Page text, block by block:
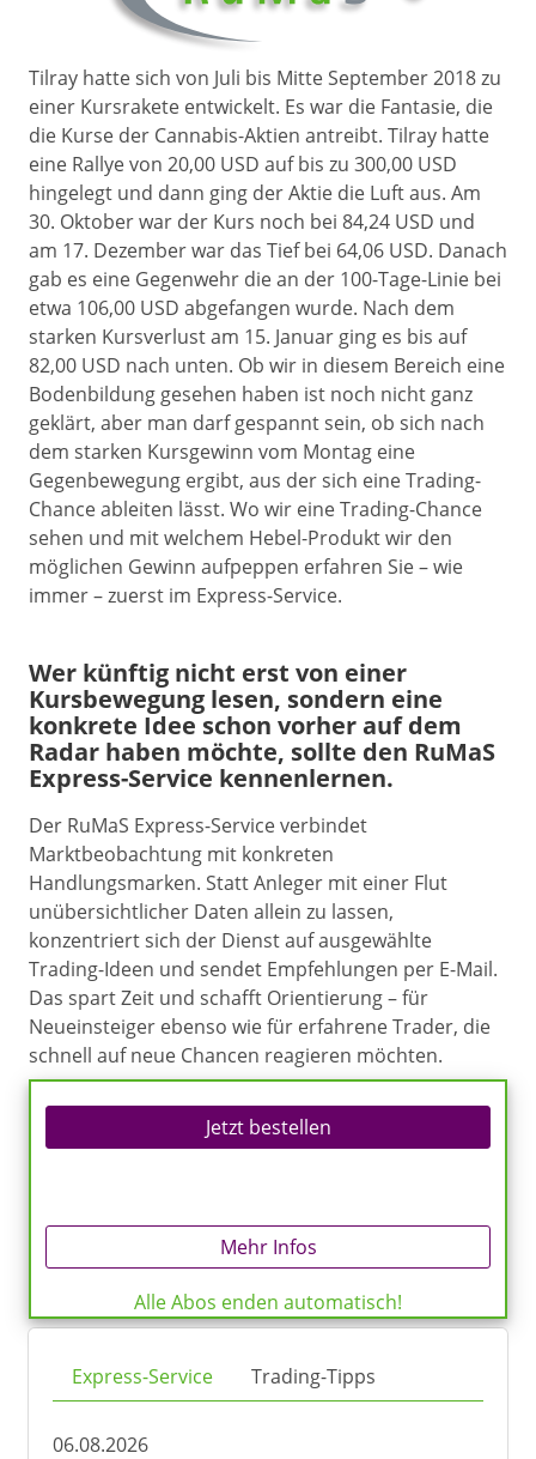
Tilray hatte sich von Juli bis Mitte September 2018 zu
einer Kursrakete entwickelt. Es war die Fantasie, die
die Kurse der Cannabis-Aktien antreibt. Tilray hatte
eine Rallye von 20,00 USD auf bis zu 300,00 USD
hingelegt und dann ging der Aktie die Luft aus. Am
30. Oktober war der Kurs noch bei 84,24 USD und
am 17. Dezember war das Tief bei 64,06 USD. Danach
gab es eine Gegenwehr die an der 100-Tage-Linie bei
etwa 106,00 USD abgefangen wurde. Nach dem
starken Kursverlust am 15. Januar ging es bis auf
82,00 USD nach unten. Ob wir in diesem Bereich eine
Bodenbildung gesehen haben ist noch nicht ganz
geklärt, aber man darf gespannt sein, ob sich nach
dem starken Kursgewinn vom Montag eine
Gegenbewegung ergibt, aus der sich eine Trading-
Chance ableiten lässt. Wo wir eine Trading-Chance
sehen und mit welchem Hebel-Produkt wir den
möglichen Gewinn aufpeppen erfahren Sie – wie
immer – zuerst im Express-Service.
Wer künftig nicht erst von einer
Kursbewegung lesen, sondern eine
konkrete Idee schon vorher auf dem
Radar haben möchte, sollte den RuMaS
Express-Service kennenlernen.
Der RuMaS Express-Service verbindet
Marktbeobachtung mit konkreten
Handlungsmarken. Statt Anleger mit einer Flut
unübersichtlicher Daten allein zu lassen,
konzentriert sich der Dienst auf ausgewählte
Trading-Ideen und sendet Empfehlungen per E-Mail.
Das spart Zeit und schafft Orientierung – für
Neueinsteiger ebenso wie für erfahrene Trader, die
schnell auf neue Chancen reagieren möchten.
Jetzt bestellen
Mehr Infos
Alle Abos enden automatisch!
Express-Service Trading-Tipps
06.08.2026